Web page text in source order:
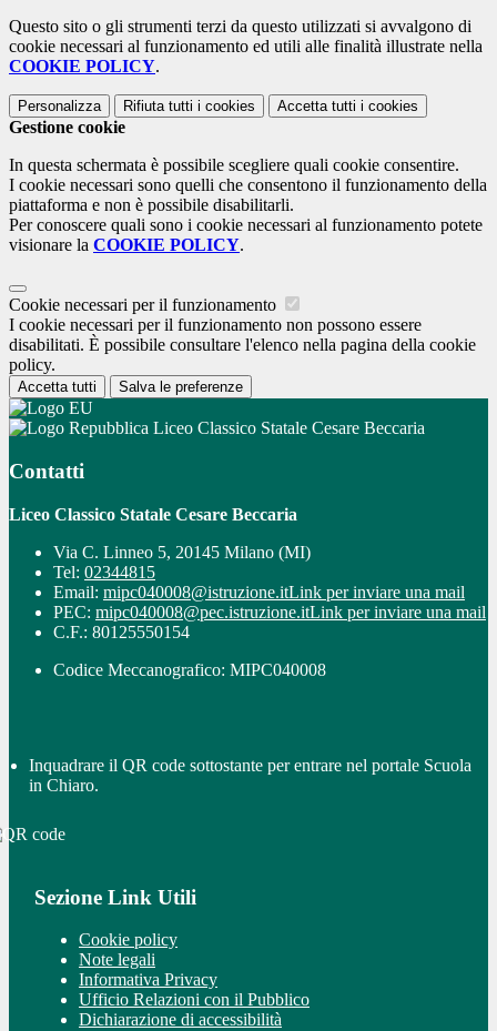
Questo sito o gli strumenti terzi da questo utilizzati si avvalgono di
cookie necessari al funzionamento ed utili alle finalità illustrate nella
COOKIE POLICY.
Personalizza Rifiuta tutti i cookies Accetta tutti i cookies
Gestione cookie
In questa schermata è possibile scegliere quali cookie consentire.
I cookie necessari sono quelli che consentono il funzionamento della
piattaforma e non è possibile disabilitarli.
Per conoscere quali sono i cookie necessari al funzionamento potete
visionare la COOKIE POLICY.
Cookie necessari per il funzionamento
I cookie necessari per il funzionamento non possono essere
disabilitati. È possibile consultare l'elenco nella pagina della cookie
policy.
Accetta tutti Salva le preferenze
Liceo Classico Statale Cesare Beccaria
Contatti
Liceo Classico Statale Cesare Beccaria
Via C. Linneo 5, 20145 Milano (MI)
Tel: 02344815
Email: mipc040008@istruzione.itLink per inviare una mail
PEC: mipc040008@pec.istruzione.itLink per inviare una mail
C.F.: 80125550154
Codice Meccanografico: MIPC040008
Inquadrare il QR code sottostante per entrare nel portale Scuola
in Chiaro.
Sezione Link Utili
Cookie policy
Note legali
Informativa Privacy
Ufficio Relazioni con il Pubblico
Dichiarazione di accessibilità